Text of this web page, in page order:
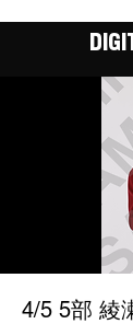
4/5 5部 綾